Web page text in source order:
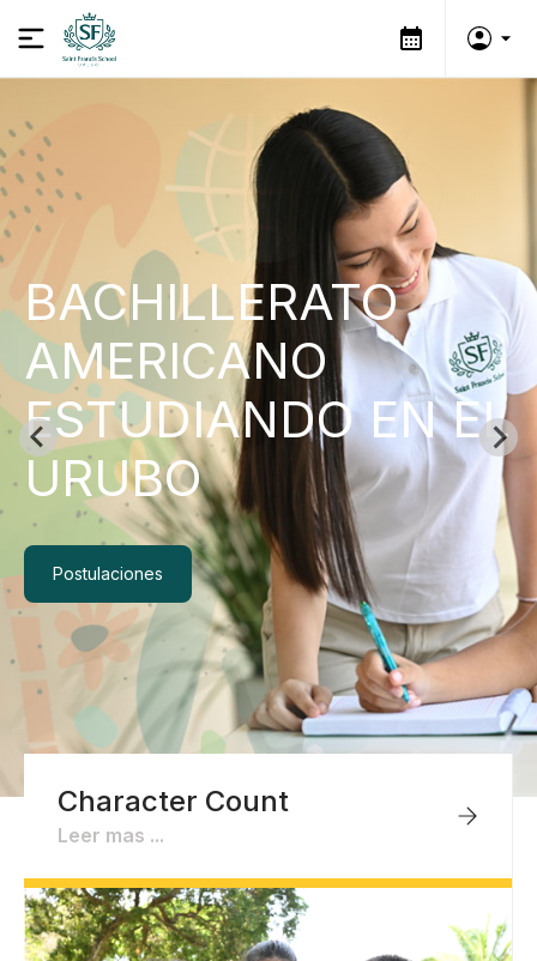
BACHILLERATO
AMERICANO
ESTUDIANDO EN EL
URUBO
Postulaciones
Character Count
Leer mas ...